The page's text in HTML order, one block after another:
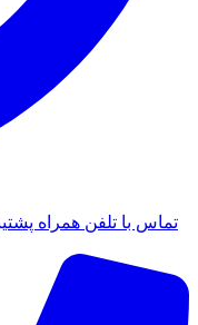
تماس با تلفن همراه